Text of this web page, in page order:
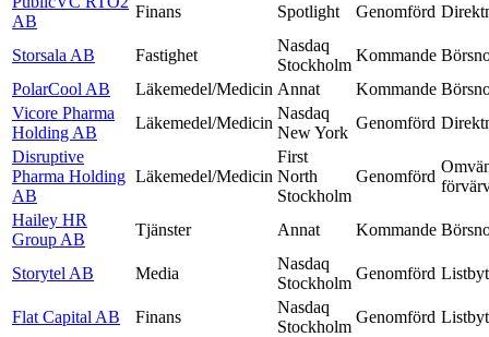
AB
Finans Spotlight Genomförd
Storsala AB Fastighet
Nasdaq
Stockholm
Kommande
PolarCool AB
Läkemedel/Medicin Annat Kommande
Vicore Pharma
Holding AB
Läkemedel/Medicin
Nasdaq
New York
Genomförd
Disruptive
Pharma Holding
AB
Läkemedel/Medicin
First
North
Stockholm
Genomförd
Hailey HR
Group AB
Tjänster Annat Kommande
Storytel AB Media
Nasdaq
Stockholm
Genomförd
Flat Capital AB Finans
Nasdaq
Stockholm
Genomförd